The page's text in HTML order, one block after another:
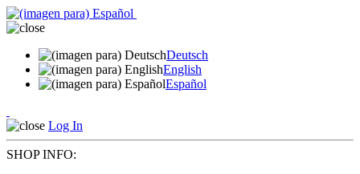
Deutsch
English
Español
Log In
SHOP INFO: